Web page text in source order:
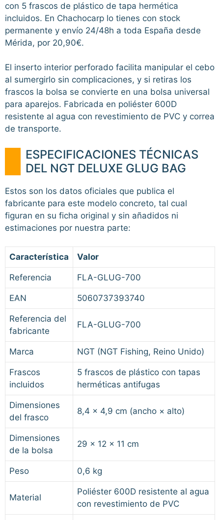
con 5 frascos de plástico de tapa hermética
incluidos. En Chachocarp lo tienes con stock
permanente y envío 24/48h a toda España desde
Mérida, por 20,90€.
El inserto interior perforado facilita manipular el cebo
al sumergirlo sin complicaciones, y si retiras los
frascos la bolsa se convierte en una bolsa universal
para aparejos. Fabricada en poliéster 600D
resistente al agua con revestimiento de PVC y correa
de transporte.
ESPECIFICACIONES TÉCNICAS
DEL NGT DELUXE GLUG BAG
Estos son los datos oficiales que publica el
fabricante para este modelo concreto, tal cual
figuran en su ficha original y sin añadidos ni
estimaciones por nuestra parte:
Característica Valor
Referencia FLA-GLUG-700
EAN 5060737393740
Referencia del
fabricante
FLA-GLUG-700
Marca NGT (NGT Fishing, Reino Unido)
Frascos
incluidos
5 frascos de plástico con tapas
herméticas antifugas
Dimensiones
del frasco
8,4 × 4,9 cm (ancho × alto)
Dimensiones
de la bolsa
29 × 12 × 11 cm
Peso 0,6 kg
Material
Poliéster 600D resistente al agua
con revestimiento de PVC